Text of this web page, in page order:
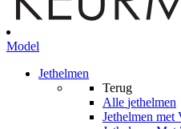
Model
Jethelmen
Terug
Alle jethelmen
Jethelmen met